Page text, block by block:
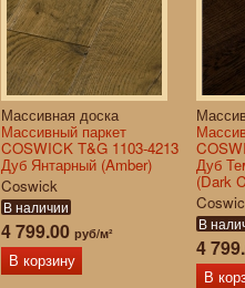
Массивная доска
Массивный паркет
COSWICK T&G 1103-4213
Дуб Янтарный (Amber)
Coswick
В наличии
4 799.00 руб/м²
В корзину
Дуб
(Dark
В
4
В